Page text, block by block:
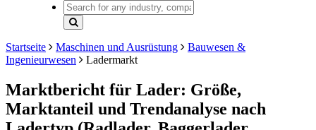
Startseite Maschinen und Ausrüstung
Bauwesen &
Ingenieurwesen
Ladermarkt
Marktbericht für Lader: Größe,
Marktanteil und Trendanalyse nach